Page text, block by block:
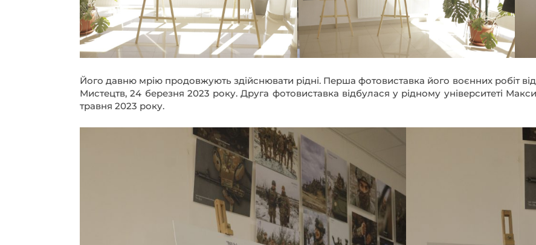
Його давню мрію продовжують здійснювати рідні. Перша фотовиставка його воєнних робіт відкрилася у рідному місті Ковелі, у Галереї
Мистецтв, 24 березня 2023 року. Друга фотовиставка відбулася у рідному університеті
травня 2023 року.